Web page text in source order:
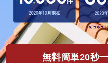
無料簡単20秒